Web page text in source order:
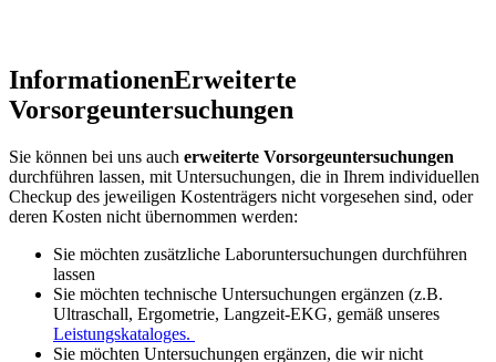
InformationenErweiterte
Vorsorgeuntersuchungen
Sie können bei uns auch erweiterte Vorsorgeuntersuchungen
durchführen lassen, mit Untersuchungen, die in Ihrem individuellen
Checkup des jeweiligen Kostenträgers nicht vorgesehen sind, oder
deren Kosten nicht übernommen werden:
Sie möchten zusätzliche Laboruntersuchungen durchführen
lassen
Sie möchten technische Untersuchungen ergänzen (z.B.
Ultraschall, Ergometrie, Langzeit-EKG, gemäß unseres
Leistungskataloges.
Sie möchten Untersuchungen ergänzen, die wir nicht